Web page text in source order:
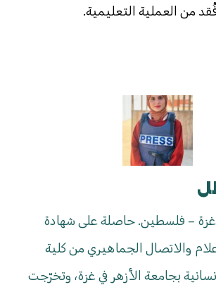
من العملية التعليمية.
– فلسطين. حاصلة على شهادة
والاتصال الجماهيري من كلية
بجامعة الأزهر في غزة، وتخرّجت